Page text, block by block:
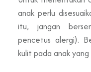
anak perlu
itu, jangan
pencetus alergi).
kulit pada anak yang